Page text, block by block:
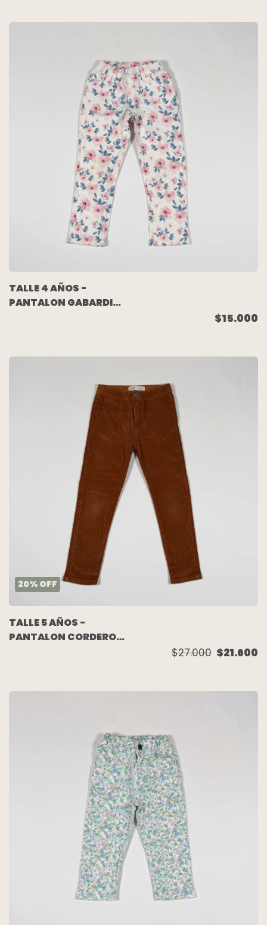
TALLE 4 AÑOS -
PANTALON GABARDINA
$15.000
20% OFF
TALLE 5 AÑOS -
PANTALON CORDEROY
$27.000 $21.600